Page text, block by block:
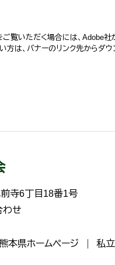
ご覧いただく場合には、Adobe
は、バナーのリンク先からダウ
寺6丁目18番1号
わせ
本県ホームページ 私